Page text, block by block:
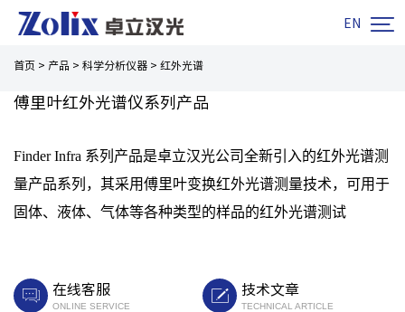
EN 
首页 > 产品 > 科学分析仪器 > 红外光谱
傅里叶红外光谱仪系列产品
Finder Infra 系列产品是卓立汉光公司全新引入的红外光谱测
量产品系列，其采用傅里叶变换红外光谱测量技术，可用于
固体、液体、气体等各种类型的样品的红外光谱测试
在线客服
ONLINE SERVICE
技术文章
TECHNICAL ARTICLE